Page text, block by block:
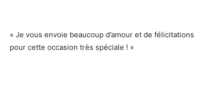
« Je vous envoie beaucoup d’amour et de félicitations
pour cette occasion très spéciale ! »